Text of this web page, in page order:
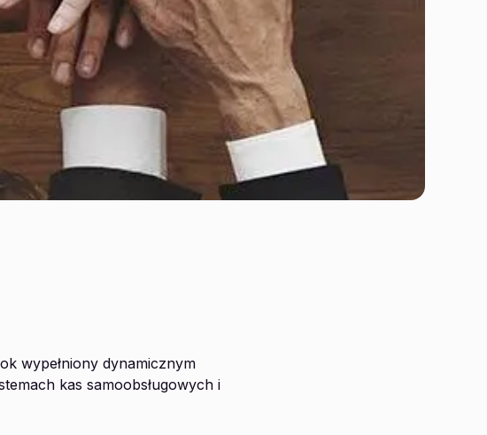
wypełniony dynamicznym
kas samoobsługowych i